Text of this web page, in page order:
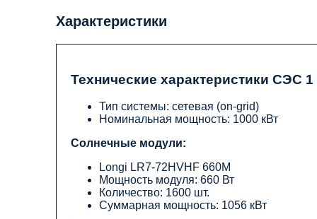
Характеристики
Технические характеристики СЭС
Тип системы: сетевая (on-grid)
Номинальная мощность: 1000 кВт
Солнечные модули:
Longi LR7-72HVHF 660M
Мощность модуля: 660 Вт
Количество: 1600 шт.
Суммарная мощность: 1056 кВт